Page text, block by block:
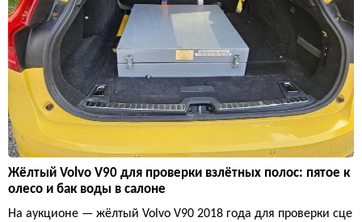
Жёлтый Volvo V90 для проверки взлётных полос: пятое к
олесо и бак воды в салоне
На аукционе — жёлтый Volvo V90 2018 года для проверки сце